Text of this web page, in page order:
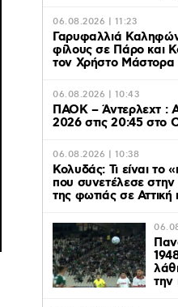
06.08.2026 | 11:23
Γαρυφαλλιά
φίλους σε Πάρο και
τον Χρήστο
06.08.2026 | 10:43
ΠΑΟΚ – Άντερλεχτ :
2026 στις 20:45 στο
06.08.2026 | 10:38
Κολυδάς: Τι είναι το
που συνετέλεσε
της φωτιάς σε Αττική
την